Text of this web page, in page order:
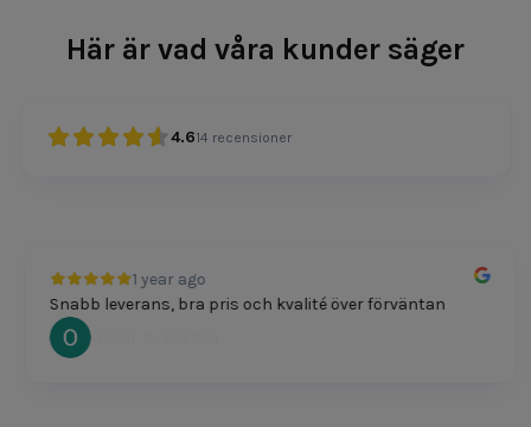
Här är vad våra kunder säger
4.614 recensioner
1 year ago
Snabb leverans, bra pris och kvalité över förväntan
Oscar Svensson